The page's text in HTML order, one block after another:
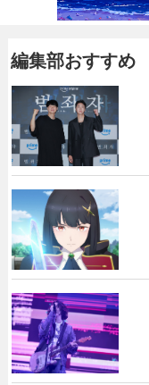
編集部おすすめ